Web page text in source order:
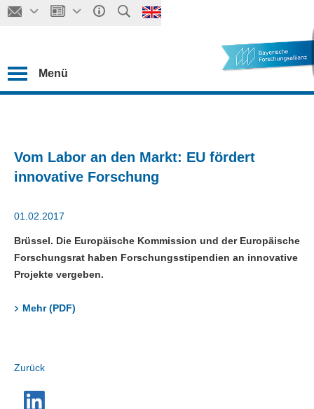
Menü
Vom Labor an den Markt: EU fördert
innovative Forschung
01.02.2017
Brüssel. Die Europäische Kommission und der Europäische
Forschungsrat haben Forschungsstipendien an innovative
Projekte vergeben.
Mehr (PDF)
Zurück